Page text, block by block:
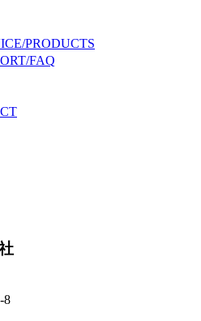
PRODUCTS
FAQ
8